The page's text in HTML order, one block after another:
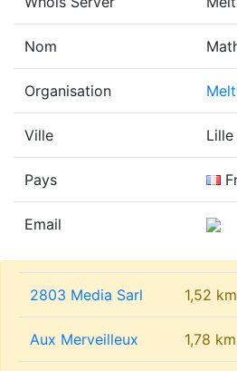
Nom
Organisation
Ville Lille
Pays
Email
2803 Media Sarl 1,52 km
Aux Merveilleux 1,78 km